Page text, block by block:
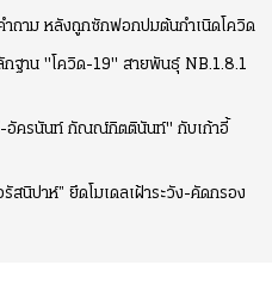
ถาม หลังถูกซักฟอกปมต้นกำเนิดโควิด
ฐาน "โควิด-19" สายพันธุ์ NB.1.8.1
-อัครนันท์ กัณณ์กิตตินันท์" กับเก้าอี้
สนิปาห์” ยึดโมเดลเฝ้าระวัง-คัดกรอง